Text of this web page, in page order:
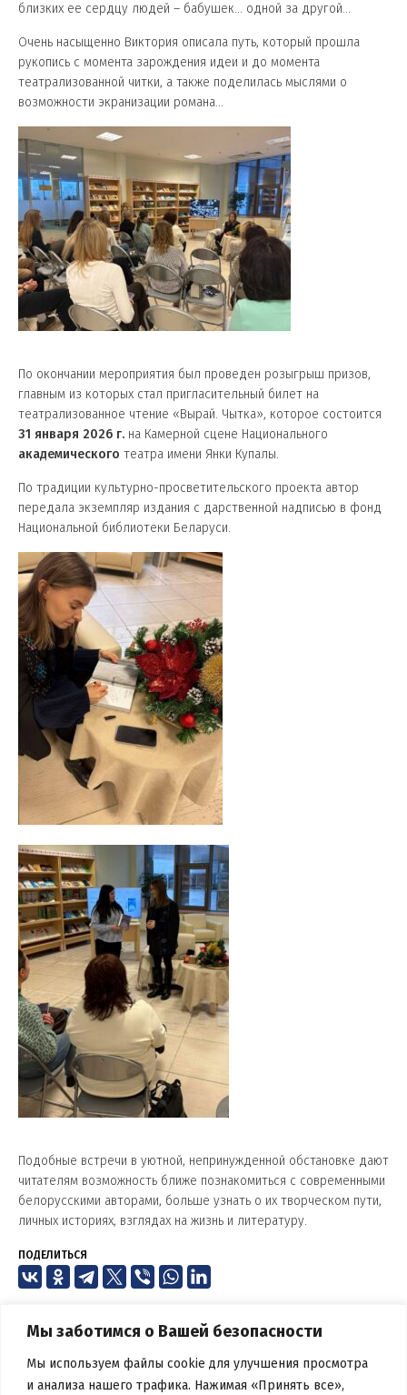
Мы заботимся о Вашей безопасности
Мы используем файлы cookie для улучшения просмотра
и анализа нашего трафика. Нажимая «Принять все»,
близких ее сердцу людей – бабушек… одной за другой…
Очень насыщенно Виктория описала путь, который прошла
рукопись с момента зарождения идеи и до момента
театрализованной читки, а также поделилась мыслями о
возможности экранизации романа…
По окончании мероприятия был проведен розыгрыш призов,
главным из которых стал пригласительный билет на
театрализованное чтение «Вырай. Чытка», которое состоится
31 января 2026 г. на Камерной сцене Национального
академического театра имени Янки Купалы.
По традиции культурно-просветительского проекта автор
передала экземпляр издания с дарственной надписью в фонд
Национальной библиотеки Беларуси.
Подобные встречи в уютной, непринужденной обстановке дают
читателям возможность ближе познакомиться с современными
белорусскими авторами, больше узнать о их творческом пути,
личных историях, взглядах на жизнь и литературу.
ПОДЕЛИТЬСЯ